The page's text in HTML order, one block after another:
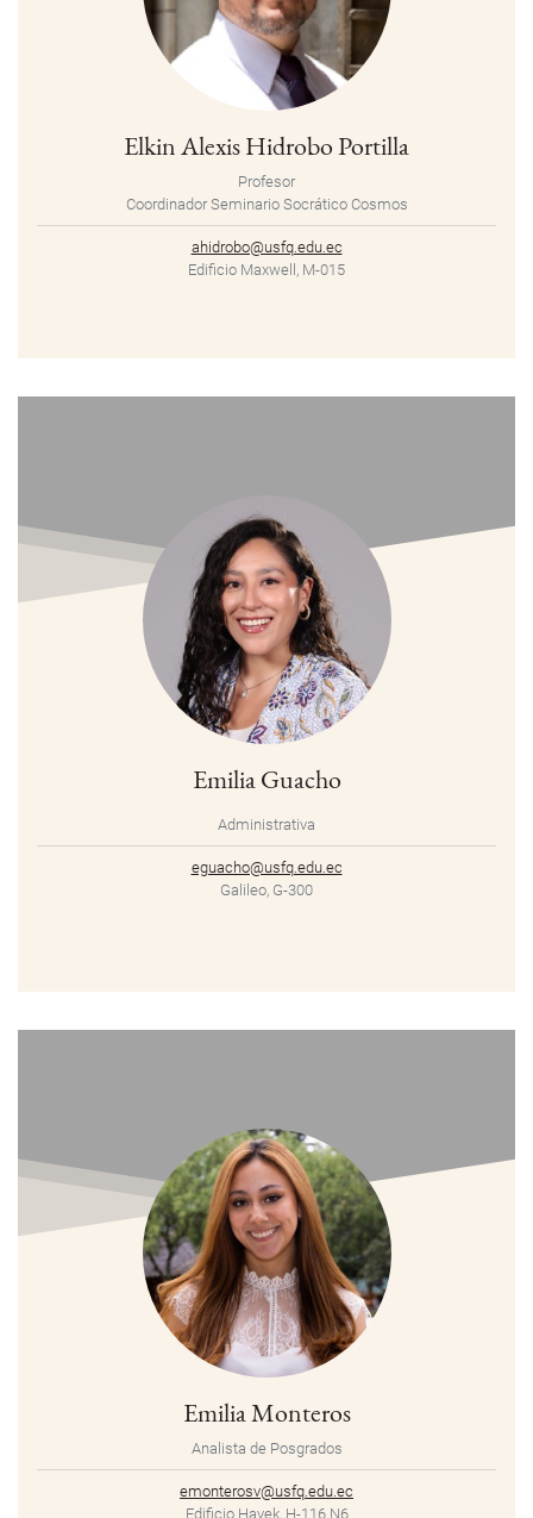
Elkin Alexis Hidrobo Portilla
Profesor
Coordinador Seminario Socrático Cosmos
ahidrobo@usfq.edu.ec
Edificio Maxwell, M-015
Emilia Guacho
Administrativa
eguacho@usfq.edu.ec
Galileo, G-300
Emilia Monteros
Analista de Posgrados
emonterosv@usfq.edu.ec
Edificio Hayek, H-116 N6